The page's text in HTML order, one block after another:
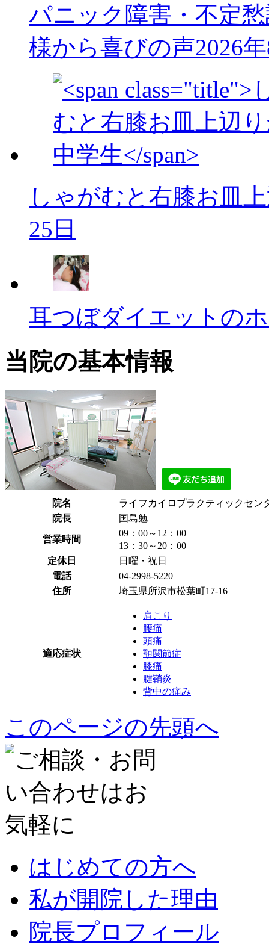
パニック障害・不定
様から喜びの声2026
しゃがむと右膝お皿
25日
耳つぼダイエットの
当院の基本情報
院名
ライフカイロプラクティックセン
院長
国島勉
営業時間
09：00～12：00
13：30～20：00
定休日
日曜・祝日
電話
04-2998-5220
住所
埼玉県所沢市松葉町17-16
適応症状
肩こり
腰痛
頭痛
顎関節症
膝痛
腱鞘炎
背中の痛み
このページの先頭へ
はじめての方へ
私が開院した理由
院長プロフィール